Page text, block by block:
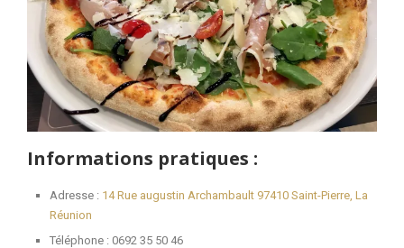
Informations pratiques :
Adresse : 14 Rue augustin Archambault 97410 Saint-Pierre, La
Réunion
Téléphone : 0692 35 50 46